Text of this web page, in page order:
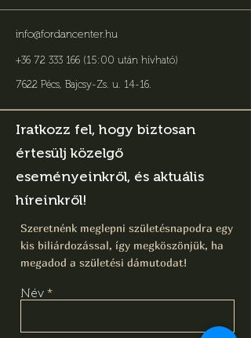
info@fordancenter.hu
+36 72 333 166 (15:00 után hívható)
7622 Pécs, Bajcsy-Zs. u. 14-16.
Iratkozz fel, hogy biztosan
értesülj közelgő
eseményeinkről, és aktuális
híreinkről!
Szeretnénk meglepni születésnapodra egy
kis biliárdozással, így megköszönjük, ha
megadod a születési dámutodat!
Név